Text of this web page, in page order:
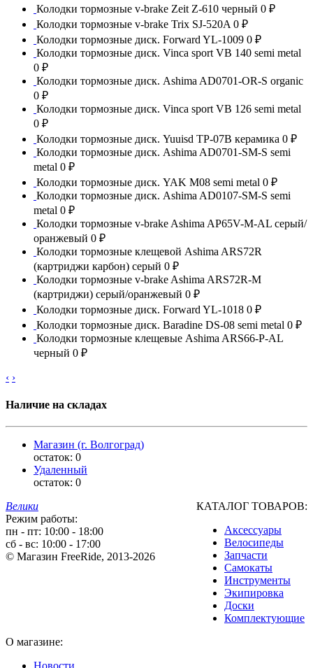
Колодки тормозные v-brake Zeit Z-610 черный 0 ₽
Колодки тормозные v-brake Trix SJ-520A 0 ₽
Колодки тормозные диск. Forward YL-1009 0 ₽
Колодки тормозные диск. Vinca sport VB 140 semi metal
0 ₽
Колодки тормозные диск. Ashima AD0701-OR-S organic
0 ₽
Колодки тормозные диск. Vinca sport VB 126 semi metal
0 ₽
Колодки тормозные диск. Yuuisd TP-07B керамика 0 ₽
Колодки тормозные диск. Ashima AD0701-SM-S semi
metal 0 ₽
Колодки тормозные диск. YAK M08 semi metal 0 ₽
Колодки тормозные диск. Ashima AD0107-SM-S semi
metal 0 ₽
Колодки тормозные v-brake Ashima AP65V-M-AL серый/
оранжевый 0 ₽
Колодки тормозные клещевой Ashima ARS72R
(картриджи карбон) серый 0 ₽
Колодки тормозные v-brake Ashima ARS72R-M
(картриджи) серый/оранжевый 0 ₽
Колодки тормозные диск. Forward YL-1018 0 ₽
Колодки тормозные диск. Baradine DS-08 semi metal 0 ₽
Колодки тормозные клещевые Ashima ARS66-P-AL
черный 0 ₽
‹ ›
Наличие на складах
Магазин (г. Волгоград)
остаток: 0
Удаленный
остаток: 0
Велики
Режим работы:
пн - пт: 10:00 - 18:00
сб - вс: 10:00 - 17:00
© Магазин FreeRide, 2013-2026
КАТАЛОГ ТОВАРОВ:
Аксессуары
Велосипеды
Запчасти
Самокаты
Инструменты
Экипировка
Доски
Комплектующие
О магазине: